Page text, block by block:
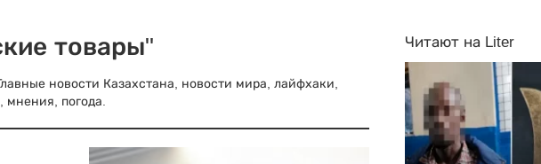
товары"
новости Казахстана, новости мира, лайфхаки,
погода.
Читают на Liter